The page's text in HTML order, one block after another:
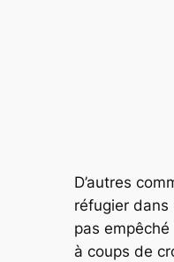
D’autres
réfugier dans
pas
à coups de